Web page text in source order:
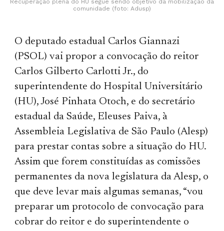
Recuperação plena do HU segue sendo objetivo da mobilização da
comunidade (foto: Adusp)
O deputado estadual Carlos Giannazi
(PSOL) vai propor a convocação do reitor
Carlos Gilberto Carlotti Jr., do
superintendente do Hospital Universitário
(HU), José Pinhata Otoch, e do secretário
estadual da Saúde, Eleuses Paiva, à
Assembleia Legislativa de São Paulo (Alesp)
para prestar contas sobre a situação do HU.
Assim que forem constituídas as comissões
permanentes da nova legislatura da Alesp, o
que deve levar mais algumas semanas, “vou
preparar um protocolo de convocação para
cobrar do reitor e do superintendente o